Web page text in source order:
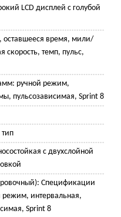
LCD дисплей с голубой
оставшееся время, мили/
скорость, темп, пульс,
ручной режим,
пульсозависимая, Sprint 8
с двухслойной
Спецификации
режим, интервальная,
Sprint 8